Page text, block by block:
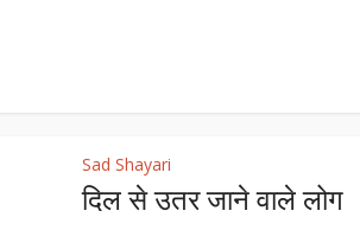
Sad Shayari
दिल से उतर जाने वाले लोग